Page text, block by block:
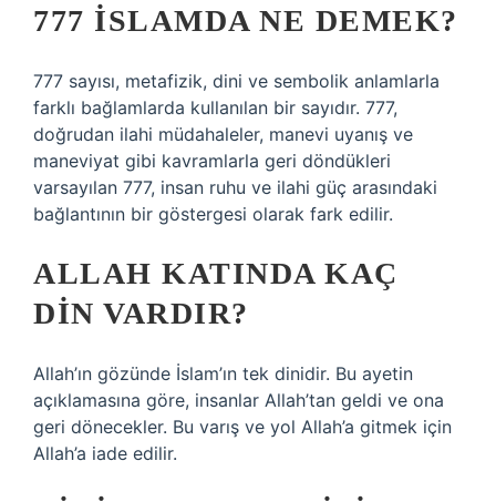
777 İSLAMDA NE DEMEK?
777 sayısı, metafizik, dini ve sembolik anlamlarla
farklı bağlamlarda kullanılan bir sayıdır. 777,
doğrudan ilahi müdahaleler, manevi uyanış ve
maneviyat gibi kavramlarla geri döndükleri
varsayılan 777, insan ruhu ve ilahi güç arasındaki
bağlantının bir göstergesi olarak fark edilir.
ALLAH KATINDA KAÇ
DIN VARDIR?
Allah’ın gözünde İslam’ın tek dinidir. Bu ayetin
açıklamasına göre, insanlar Allah’tan geldi ve ona
geri dönecekler. Bu varış ve yol Allah’a gitmek için
Allah’a iade edilir.